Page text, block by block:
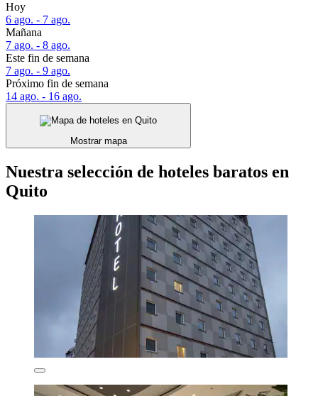
Hoy
6 ago. - 7 ago.
Mañana
7 ago. - 8 ago.
Este fin de semana
7 ago. - 9 ago.
Próximo fin de semana
14 ago. - 16 ago.
Mostrar mapa
Nuestra selección de hoteles baratos en
Quito